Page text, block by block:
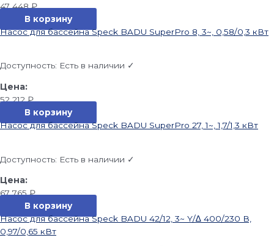
47 448₽
В корзину
Насос для бассейна Speck BADU SuperPro 8, 3~, 0,58/0,3 кВт
Доступность: Есть в наличии ✓
52 212₽
В корзину
Насос для бассейна Speck BADU SuperPro 27, 1~, 1,7/1,3 кВт
Доступность: Есть в наличии ✓
67 765₽
В корзину
Насос для бассейна Speck BADU 42/12, 3~ Y/∆ 400/230 В,
0,97/0,65 кВт